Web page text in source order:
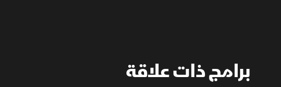
برامج ذات علاقة